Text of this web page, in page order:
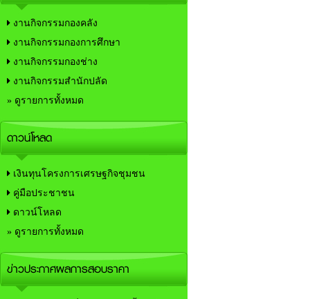
งานกิจกรรมกองคลัง
งานกิจกรรมกองการศึกษา
งานกิจกรรมกองช่าง
งานกิจกรรมสำนักปลัด
» ดูรายการทั้งหมด
ดาวน์โหลด
เงินทุนโครงการเศรษฐกิจชุมชน
คู่มือประชาชน
ดาวน์โหลด
» ดูรายการทั้งหมด
ข่าวประกาศผลการสอบราคา